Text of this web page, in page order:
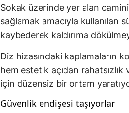
Sokak üzerinde yer alan
sağlamak amacıyla kullanılan
kaybederek kaldırıma
Diz hizasındaki kaplamaların
hem estetik açıdan
için düzensiz bir ortam
Güvenlik endişesi taşıyorlar